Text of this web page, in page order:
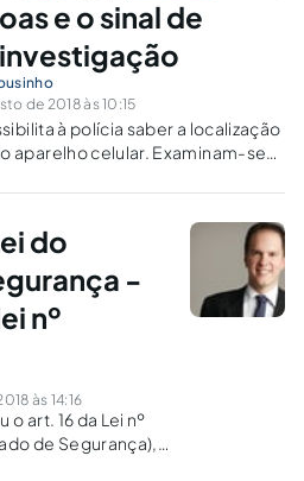
e o sinal de
de 2018 às 10:15
à polícia saber a localização
aparelho celular. Examinam-se
do
-
nº
às 14:16
o art. 16 da Lei nº
de Segurança),